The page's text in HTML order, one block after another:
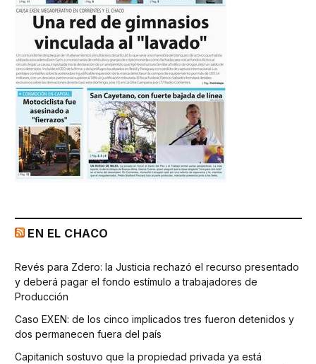
EN EL CHACO
Revés para Zdero: la Justicia rechazó el recurso presentado
y deberá pagar el fondo estímulo a trabajadores de
Producción
Caso EXEN: de los cinco implicados tres fueron detenidos y
dos permanecen fuera del país
Capitanich sostuvo que la propiedad privada ya está